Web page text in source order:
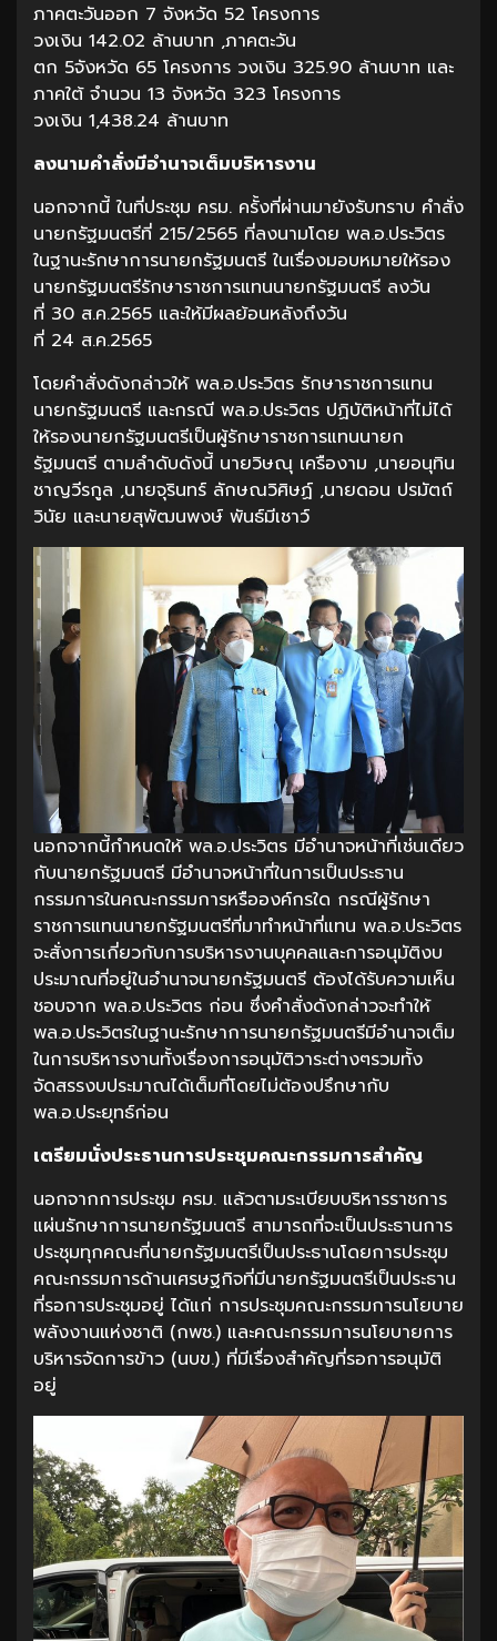
ภาคตะวันออก 7 จังหวัด 52 โครงการ
วงเงิน 142.02 ล้านบาท ,ภาคตะวัน
ตก 5จังหวัด 65 โครงการ วงเงิน 325.90 ล้านบาท และ
ภาคใต้ จำนวน 13 จังหวัด 323 โครงการ
วงเงิน 1,438.24 ล้านบาท
ลงนามคำสั่งมีอำนาจเต็มบริหารงาน
นอกจากนี้ ในที่ประชุม ครม. ครั้งที่ผ่านมายังรับทราบ คำสั่ง
นายกรัฐมนตรีที่ 215/2565 ที่ลงนามโดย พล.อ.ประวิตร
ในฐานะรักษาการนายกรัฐมนตรี ในเรื่องมอบหมายให้รอง
นายกรัฐมนตรีรักษาราชการแทนนายกรัฐมนตรี ลงวัน
ที่ 30 ส.ค.2565 และให้มีผลย้อนหลังถึงวัน
ที่ 24 ส.ค.2565
โดยคำสั่งดังกล่าวให้ พล.อ.ประวิตร รักษาราชการแทน
นายกรัฐมนตรี และกรณี พล.อ.ประวิตร ปฏิบัติหน้าที่ไม่ได้
ให้รองนายกรัฐมนตรีเป็นผู้รักษาราชการแทนนายก
รัฐมนตรี ตามลำดับดังนี้ นายวิษณุ เครืองาม ,นายอนุทิน
ชาญวีรกูล ,นายจุรินทร์ ลักษณวิศิษฏ์ ,นายดอน ปรมัตถ์
วินัย และนายสุพัฒนพงษ์ พันธ์มีเชาว์
นอกจากนี้กำหนดให้ พล.อ.ประวิตร มีอำนาจหน้าที่เช่นเดียว
กับนายกรัฐมนตรี มีอำนาจหน้าที่ในการเป็นประธาน
กรรมการในคณะกรรมการหรือองค์กรใด กรณีผู้รักษา
ราชการแทนนายกรัฐมนตรีที่มาทำหน้าที่แทน พล.อ.ประวิตร
จะสั่งการเกี่ยวกับการบริหารงานบุคคลและการอนุมัติงบ
ประมาณที่อยู่ในอำนาจนายกรัฐมนตรี ต้องได้รับความเห็น
ชอบจาก พล.อ.ประวิตร ก่อน ซึ่งคำสั่งดังกล่าวจะทำให้
พล.อ.ประวิตรในฐานะรักษาการนายกรัฐมนตรีมีอำนาจเต็ม
ในการบริหารงานทั้งเรื่องการอนุมัติวาระต่างๆรวมทั้ง
จัดสรรงบประมาณได้เต็มที่โดยไม่ต้องปรึกษากับ
พล.อ.ประยุทธ์ก่อน
เตรียมนั่งประธานการประชุมคณะกรรมการสำคัญ
นอกจากการประชุม ครม. แล้วตามระเบียบบริหารราชการ
แผ่นรักษาการนายกรัฐมนตรี สามารถที่จะเป็นประธานการ
ประชุมทุกคณะที่นายกรัฐมนตรีเป็นประธานโดยการประชุม
คณะกรรมการด้านเศรษฐกิจที่มีนายกรัฐมนตรีเป็นประธาน
ที่รอการประชุมอยู่ ได้แก่ การประชุมคณะกรรมการนโยบาย
พลังงานแห่งชาติ (กพช.) และคณะกรรมการนโยบายการ
บริหารจัดการข้าว (นบข.) ที่มีเรื่องสำคัญที่รอการอนุมัติ
อยู่